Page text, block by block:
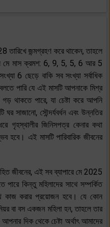
জন্মগ্রহণ করে থাকেন, তাহলে
মে মাস ক্রমশ: 6, 9, 5, 5, 6 আর 5
6 ছেড়ে বাকি সব সংখ্যা সর্বাধিক
পারি যে এই মাসটি আপনাকে মিশ্র
থাকতে পারে, যা চেষ্টা করে আপনি
সাজানো, সৌন্দর্যবর্ধন এবং উন্নতির
গৃহস্থালীর জিনিসপত্র কেনার কথা
হবে। এই মাসটি পারিবারিক জীবনের
জীবনের, এই সব ব্যাপারে মে 2025
কিন্তু মহিলাদের সাথে সম্পর্কিত
কাজ করার প্রয়োজন হবে। যে কোন
বা বস একজন মহিলা হন, তাহলে তার
দিক থেকে চেষ্টা অর্থাৎ আমাদের